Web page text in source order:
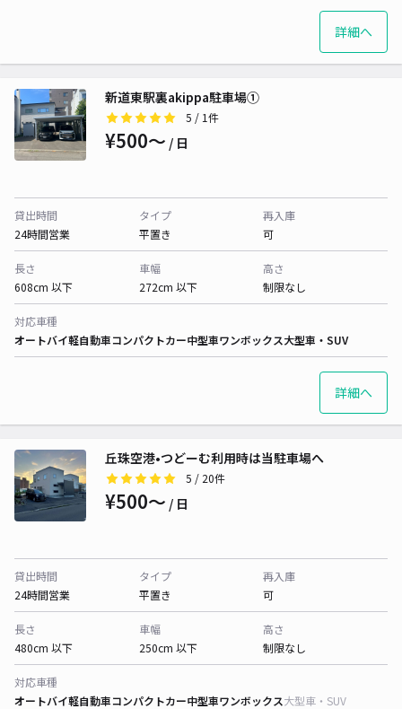
詳細へ
新道東駅裏akippa駐車場①
5 / 1件
¥500〜 / 日
貸出時間
24時間営業
タイプ
平置き
再入庫
可
長さ
608cm 以下
車幅
272cm 以下
高さ
制限なし
対応車種
オートバイ軽自動車コンパクトカー中型車ワンボックス大型車・SUV
詳細へ
丘珠空港•つどーむ利用時は当駐車場へ
5 / 20件
¥500〜 / 日
貸出時間
24時間営業
タイプ
平置き
再入庫
可
長さ
480cm 以下
車幅
250cm 以下
高さ
制限なし
対応車種
オートバイ軽自動車コンパクトカー中型車ワンボックス大型車・SUV